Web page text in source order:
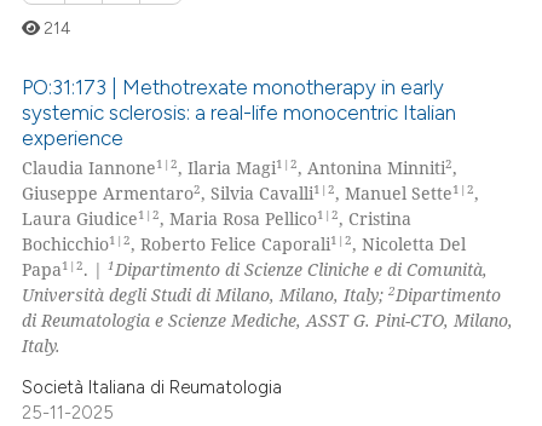
Citing Publications
Supporting
Mentioning
Contrasting
how this article has been
atscite.ai
214
PO:31:173 | Methotrexate monotherapy in early
systemic sclerosis: a real-life monocentric Italian
experience
Claudia Iannone1|2, Ilaria Magi1|2, Antonina Minniti2,
Giuseppe Armentaro2, Silvia Cavalli1|2, Manuel Sette1|2,
Laura Giudice1|2, Maria Rosa Pellico1|2, Cristina
Bochicchio1|2, Roberto Felice Caporali1|2, Nicoletta Del
Papa1|2. |1Dipartimento di Scienze Cliniche e di Comunità,
Università degli Studi di Milano, Milano, Italy;2Dipartimento
di Reumatologia e Scienze Mediche, ASST G. Pini-CTO, Milano,
Italy.
Società Italiana di Reumatologia
25-11-2025